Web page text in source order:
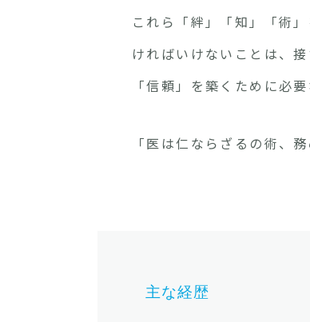
これら「絆」「知」「術
ければいけないことは、
「信頼」を築くために必
「医は仁ならざるの術、
主な経歴